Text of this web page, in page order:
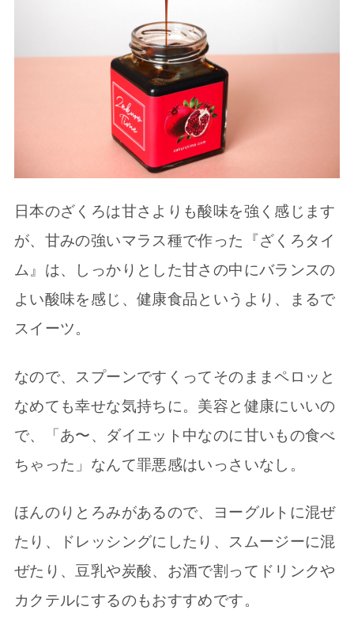
日本のざくろは甘さよりも酸味を強く感じます
が、甘みの強いマラス種で作った『ざくろタイ
ム』は、しっかりとした甘さの中にバランスの
よい酸味を感じ、健康食品というより、まるで
スイーツ。
なので、スプーンですくってそのままペロッと
なめても幸せな気持ちに。美容と健康にいいの
で、「あ〜、ダイエット中なのに甘いもの食べ
ちゃった」なんて罪悪感はいっさいなし。
ほんのりとろみがあるので、ヨーグルトに混ぜ
たり、ドレッシングにしたり、スムージーに混
ぜたり、豆乳や炭酸、お酒で割ってドリンクや
カクテルにするのもおすすめです。